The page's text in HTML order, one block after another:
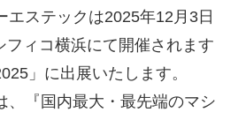
エステックは2025年12月3日
フィコ横浜にて開催されます
」に出展いたします。
、『国内最大・最先端のマシ